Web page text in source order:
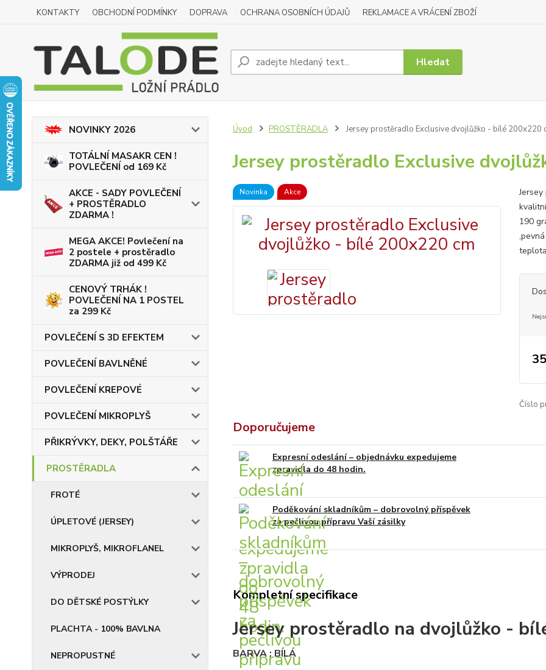
KONTAKTY OBCHODNÍ PODMÍNKY DOPRAVA OCHRANA OSOBNÍCH ÚDAJŮ REKLAMACE A VRÁCENÍ ZBOŽÍ
Hledat
NOVINKY 2026
TOTÁLNÍ MASAKR CEN !
POVLEČENÍ od 169 Kč
AKCE - SADY POVLEČENÍ
+ PROSTĚRADLO
ZDARMA !
MEGA AKCE! Povlečení na
2 postele + prostěradlo
ZDARMA již od 499 Kč
CENOVÝ TRHÁK !
POVLEČENÍ NA 1 POSTEL
za 299 Kč
POVLEČENÍ S 3D EFEKTEM
POVLEČENÍ BAVLNĚNÉ
POVLEČENÍ KREPOVÉ
POVLEČENÍ MIKROPLYŠ
PŘIKRÝVKY, DEKY, POLŠTÁŘE
PROSTĚRADLA
FROTÉ
ÚPLETOVÉ (JERSEY)
MIKROPLYŠ, MIKROFLANEL
VÝPRODEJ
DO DĚTSKÉ POSTÝLKY
PLACHTA - 100% BAVLNA
NEPROPUSTNÉ
Úvod PROSTĚRADLA Jersey prostěradlo Exclusive dvojlůžko - bílé 200x220
Jersey prostěradlo Exclusive
Novinka Akce
190
Číslo
Doporučujeme
Expresní odeslání – objednávku expedujeme
zpravidla do 48 hodin.
Poděkování skladníkům – dobrovolný příspěvek
za pečlivou přípravu Vaší zásilky
Kompletní specifikace
Jersey prostěradlo na dvojlůžko -
BARVA : BÍLÁ